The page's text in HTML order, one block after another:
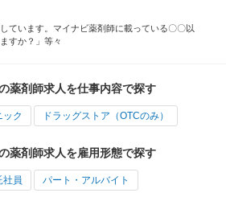
ています。マイナビ薬剤師に載っている〇〇以
すか？」等々
薬剤師求人を仕事内容で探す
ック ドラッグストア（OTCのみ）
薬剤師求人を雇用形態で探す
社員 パート・アルバイト